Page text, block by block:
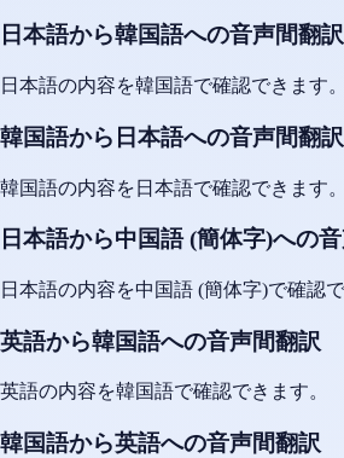
日本語から韓国語への音声間翻訳
日本語の内容を韓国語で確認できます。
韓国語から日本語への音声間翻訳
韓国語の内容を日本語で確認できます。
日本語から中国語 (簡体字)への
日本語の内容を中国語 (簡体字)で確認で
英語から韓国語への音声間翻訳
英語の内容を韓国語で確認できます。
韓国語から英語への音声間翻訳